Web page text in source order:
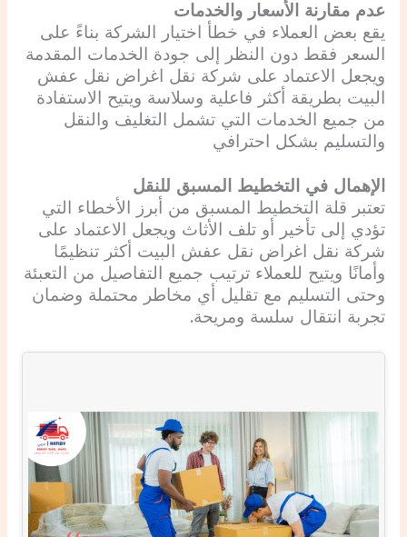
عدم مقارنة الأسعار والخدمات
يقع بعض العملاء في خطأ اختيار الشركة بناءً على
السعر فقط دون النظر إلى جودة الخدمات المقدمة
ويجعل الاعتماد على شركة نقل اغراض نقل عفش
البيت بطريقة أكثر فاعلية وسلاسة ويتيح الاستفادة
من جميع الخدمات التي تشمل التغليف والنقل
والتسليم بشكل احترافي
الإهمال في التخطيط المسبق للنقل
تعتبر قلة التخطيط المسبق من أبرز الأخطاء التي
تؤدي إلى تأخير أو تلف الأثاث ويجعل الاعتماد على
شركة نقل اغراض نقل عفش البيت أكثر تنظيمًا
وأمانًا ويتيح للعملاء ترتيب جميع التفاصيل من التعبئة
وحتى التسليم مع تقليل أي مخاطر محتملة وضمان
تجربة انتقال سلسة ومريحة.